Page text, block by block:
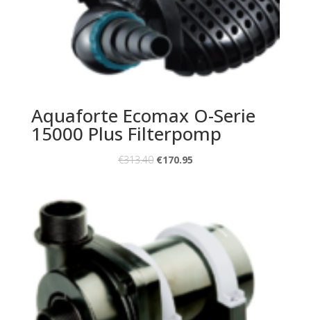
Aquaforte Ecomax O-Serie
15000 Plus Filterpomp
€313.40 €170.95